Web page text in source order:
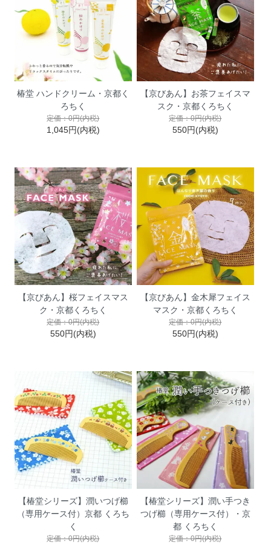
椿堂 ハンドクリーム・京都く
ろちく
定価：0円(内税)
1,045円(内税)
【京びあん】お茶フェイスマ
スク・京都くろちく
定価：0円(内税)
550円(内税)
【京びあん】桜フェイスマス
ク・京都くろちく
定価：0円(内税)
550円(内税)
【京びあん】金木犀フェイス
マスク・京都くろちく
定価：0円(内税)
550円(内税)
【椿堂シリーズ】潤いつげ櫛
（専用ケース付）京都 くろち
く
定価：0円(内税)
【椿堂シリーズ】潤い手つき
つげ櫛（専用ケース付）・京
都 くろちく
定価：0円(内税)